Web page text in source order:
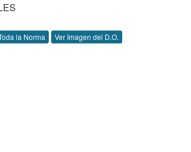
la Norma Ver Imagen del D.O.